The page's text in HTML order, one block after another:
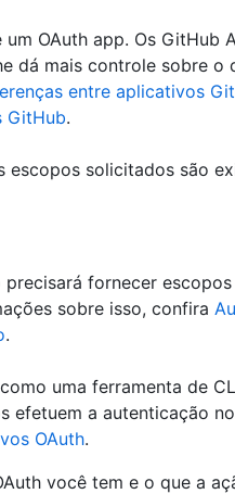
OAuth app. Os GitHub
dá mais controle sobre o
entre aplicativos
GitHub.
solicitados são
fornecer escopos
sobre isso, confira
.
uma ferramenta de
efetuem a autenticação
OAuth.
você tem e o que a